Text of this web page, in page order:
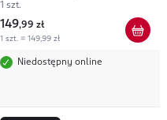
1 szt.
149,99 zł
1 szt. = 149,99 zł
Niedostępny online